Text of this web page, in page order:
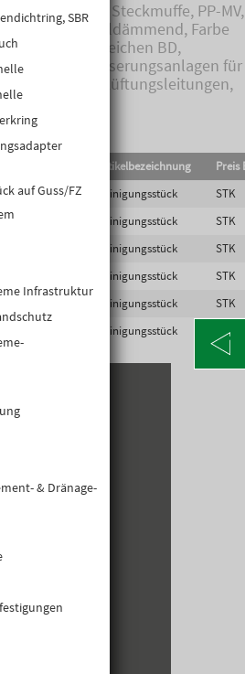
SBR
auf Guss/FZ
Infrastruktur
& Dränage-
Formstück mit Steckmuffe, PP-MV,
schalldämmend, Farbe
BD,
Entwässerungsanlagen für
Grundstücke, Lüftungsleitungen,
Artikelbezeichnung
Preis
M3-RE50 Reinigungsstück
STK
Reinigungsstück
STK
Reinigungsstück
STK
Reinigungsstück
STK
Reinigungsstück
STK
Reinigungsstück STK
0
Uhr